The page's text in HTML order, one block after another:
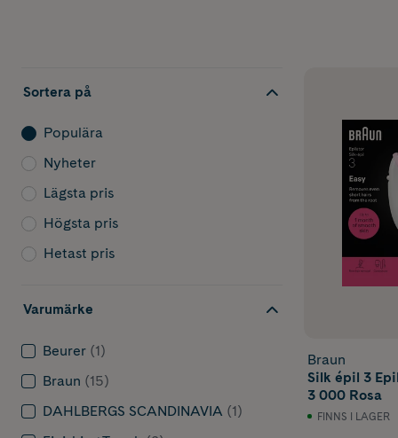
Sortera på
Populära
Nyheter
Lägsta pris
Högsta pris
Hetast pris
Varumärke
Beurer (1)
Braun (15)
DAHLBERGS SCANDINAVIA (1)
Braun
Silk épil 3
3 000 Rosa
FINNS I LAGER